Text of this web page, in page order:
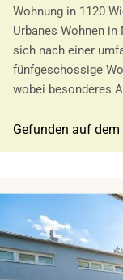
Wohnung in 1120
Urbanes Wohnen
sich nach einer
fünfgeschossige
wobei besonderes
Gefunden auf